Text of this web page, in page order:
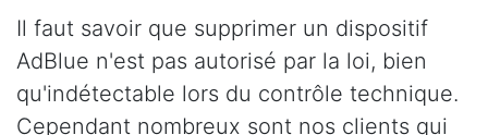
Il faut savoir que supprimer un dispositif
AdBlue n'est pas autorisé par la loi, bien
qu'indétectable lors du contrôle technique.
Cependant nombreux sont nos clients qui